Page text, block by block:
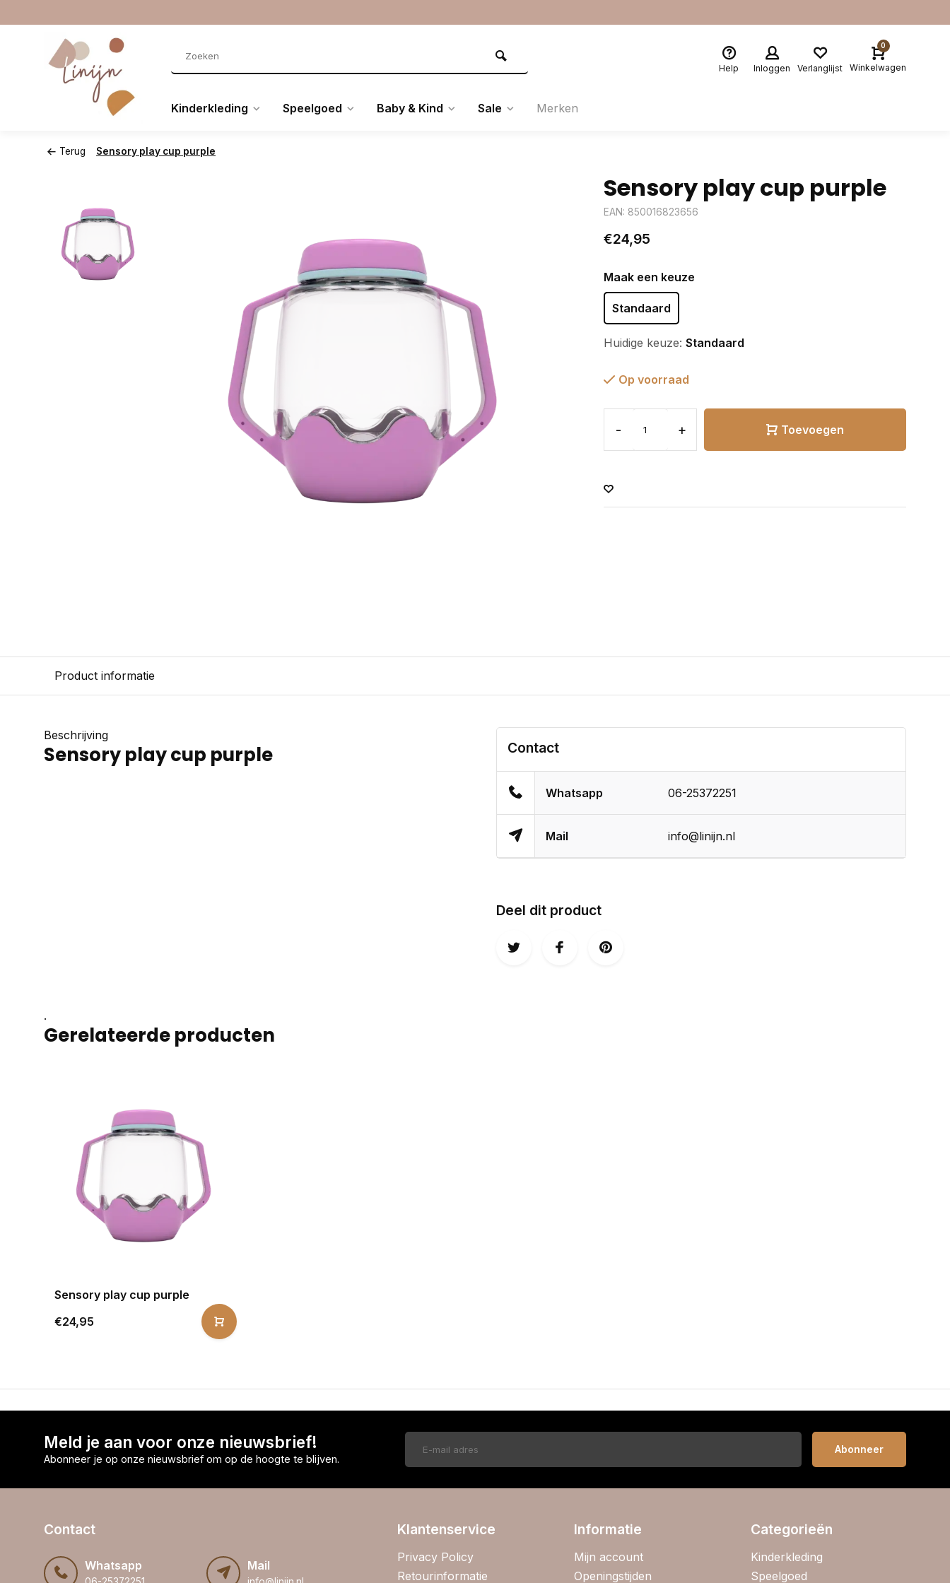
Help Inloggen Verlanglijst
0
Winkelwagen
Kinderkleding Speelgoed Baby & Kind Sale Merken
Terug Sensory play cup purple
Sensory play cup purple
EAN: 850016823656
€24,95
Maak een keuze
Standaard
Huidige keuze: Standaard
Op voorraad
- + Toevoegen
Product informatie
Beschrijving
Sensory play cup purple Contact
Whatsapp 06-25372251
Mail info@linijn.nl
Deel dit product
.
Gerelateerde producten
Sensory play cup purple
€24,95
Meld je aan voor onze nieuwsbrief!
Abonneer je op onze nieuwsbrief om op de hoogte te blijven.
Abonneer
Contact
Whatsapp Mail
Klantenservice
Privacy Policy
Retourinformatie
Informatie
Mijn account
Openingstijden
Categorieën
Kinderkleding
Speelgoed